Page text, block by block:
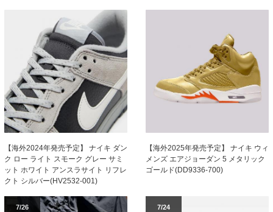
【海外2024年発売予定】 ナイキ ダン
ク ロー ライト スモーク グレー サミ
ット ホワイト アンスラサイト リフレ
クト シルバー(HV2532-001)
【海外2025年発売予定】 ナイキ ウィ
メンズ エアジョーダン 5 メタリック
ゴールド(DD9336-700)
7/26 7/24